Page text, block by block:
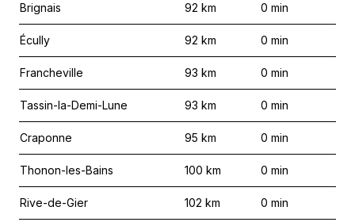
Brignais 92 km 0 min
Écully 92 km 0 min
Francheville 93 km 0 min
Tassin-la-Demi-Lune 93 km 0 min
Craponne 95 km 0 min
Thonon-les-Bains 100 km 0 min
Rive-de-Gier 102 km 0 min